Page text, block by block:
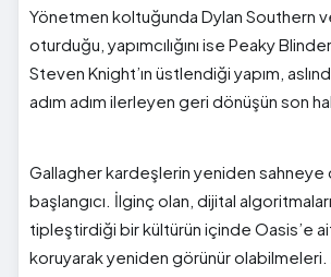
Yönetmen koltuğunda Dylan Southern
oturduğu, yapımcılığını ise Peaky
Steven Knight’ın üstlendiği yapım,
adım adım ilerleyen geri dönüşün son
Gallagher kardeşlerin yeniden sahneye
başlangıcı. İlginç olan, dijital
tipleştirdiği bir kültürün içinde Oasis’e
koruyarak yeniden görünür olabilmeleri.